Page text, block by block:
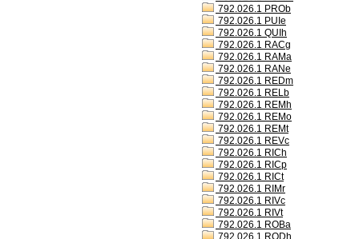
792.026.1 PROb
792.026.1 PUIe
792.026.1 QUIh
792.026.1 RACg
792.026.1 RAMa
792.026.1 RANe
792.026.1 REDm
792.026.1 RELb
792.026.1 REMh
792.026.1 REMo
792.026.1 REMt
792.026.1 REVc
792.026.1 RICh
792.026.1 RICp
792.026.1 RICt
792.026.1 RIMr
792.026.1 RIVc
792.026.1 RIVt
792.026.1 ROBa
792.026.1 RODh